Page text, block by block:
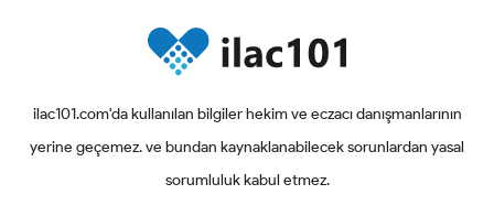
ilac101.com'da kullanılan bilgiler hekim ve eczacı danışmanlarının
yerine geçemez. ve bundan kaynaklanabilecek sorunlardan yasal
sorumluluk kabul etmez.